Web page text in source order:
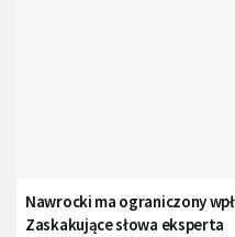
Nawrocki ma ograniczony
Zaskakujące słowa eksperta